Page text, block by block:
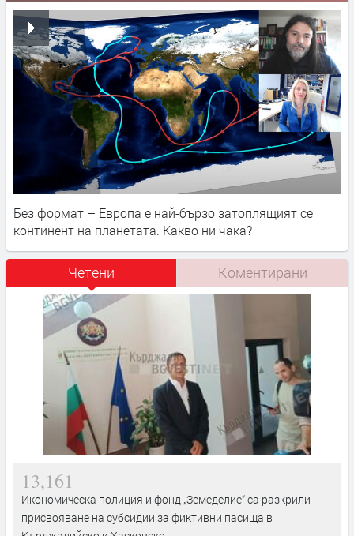
Без формат – Европа е най-бързо затоплящият се
континент на планетата. Какво ни чака?
Четени Коментирани
13,161
Икономическа полиция и фонд „Земеделие“ са разкрили
присвояване на субсидии за фиктивни пасища в